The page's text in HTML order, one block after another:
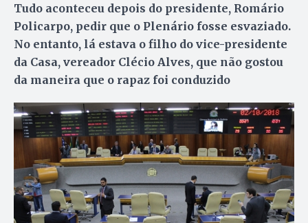
Tudo aconteceu depois do presidente, Romário
Policarpo, pedir que o Plenário fosse esvaziado.
No entanto, lá estava o filho do vice-presidente
da Casa, vereador Clécio Alves, que não gostou
da maneira que o rapaz foi conduzido